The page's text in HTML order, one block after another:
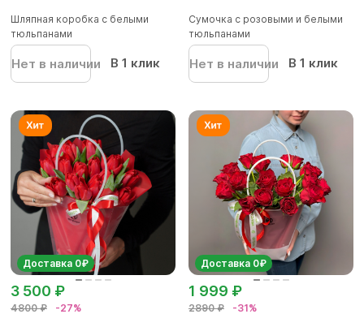
Шляпная коробка с белыми
тюльпанами
Нет в наличии В 1 клик
Сумочка с розовыми и белыми
тюльпанами
Нет в наличии В 1 клик
Доставка 0₽
4800 ₽ -27%
3 500 ₽
Доставка 0₽
2890 ₽ -31%
1 999 ₽